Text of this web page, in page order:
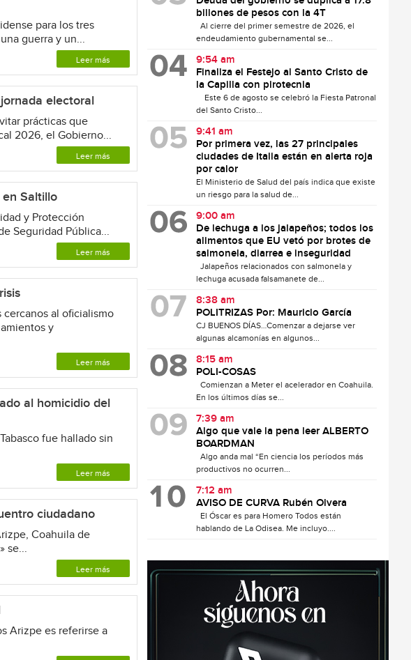
para los tres
guerra y un...
Leer más
electoral
prácticas que
2026, el Gobierno...
Leer más
Saltillo
y Protección
Seguridad Pública...
Leer más
al oficialismo
y
Leer más
al homicidio del
fue hallado sin
Leer más
ciudadano
Coahuila de
se...
Leer más
Arizpe es referirse a
billones de pesos con la 4T
Al cierre del primer semestre de 2026, el
endeudamiento gubernamental se...
9:54 am
Finaliza el Festejo al Santo Cristo de
la Capilla con pirotecnia
Este 6 de agosto se celebró la Fiesta Patronal
del Santo Cristo...
9:41 am
Por primera vez, las 27 principales
ciudades de Italia están en alerta roja
por calor
El Ministerio de Salud del país indica que existe
un riesgo para la salud de...
9:00 am
De lechuga a los jalapeños; todos los
alimentos que EU vetó por brotes de
salmonela, diarrea e inseguridad
Jalapeños relacionados con salmonela y
lechuga acusada falsamanete de...
8:38 am
POLITRIZAS Por: Mauricio García
CJ BUENOS DÍAS…Comenzar a dejarse ver
algunas alcamonías en algunos...
8:15 am
POLI-COSAS
Comienzan a Meter el acelerador en Coahuila.
En los últimos días se...
7:39 am
Algo que vale la pena leer ALBERTO
BOARDMAN
Algo anda mal “En ciencia los períodos más
productivos no ocurren...
7:12 am
AVISO DE CURVA Rubén Olvera
El Óscar es para Homero Todos están
hablando de La Odisea. Me incluyo....